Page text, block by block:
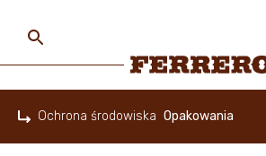
O NAS
main
content
Ochrona środowiska Opakowania